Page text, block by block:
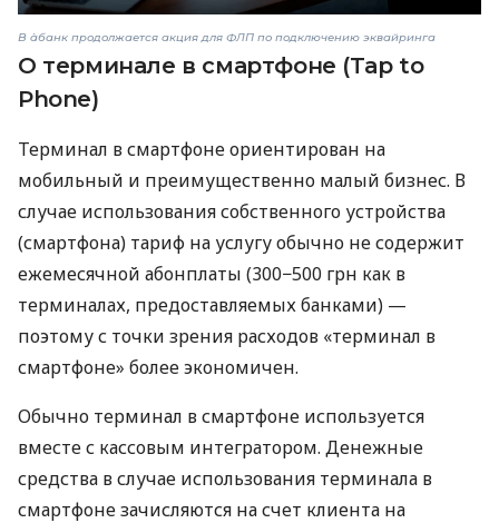
В àбанк продолжается акция для ФЛП по подключению эквайринга
О терминале в смартфоне (Tap to
Phone)
Терминал в смартфоне ориентирован на
мобильный и преимущественно малый бизнес. В
случае использования собственного устройства
(смартфона) тариф на услугу обычно не содержит
ежемесячной абонплаты (300−500 грн как в
терминалах, предоставляемых банками) —
поэтому с точки зрения расходов «терминал в
смартфоне» более экономичен.
Обычно терминал в смартфоне используется
вместе с кассовым интегратором. Денежные
средства в случае использования терминала в
смартфоне зачисляются на счет клиента на